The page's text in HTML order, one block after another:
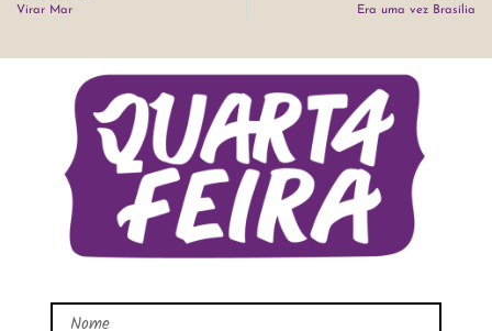
Virar Mar Era uma vez Brasília